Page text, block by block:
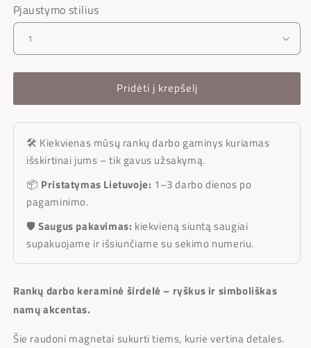
Pjaustymo stilius
Pridėti į krepšelį
🛠 Kiekvienas mūsų rankų darbo gaminys kuriamas
išskirtinai jums – tik gavus užsakymą.
📦 Pristatymas Lietuvoje: 1–3 darbo dienos po
pagaminimo.
🛡️Saugus pakavimas: kiekvieną siuntą saugiai
supakuojame ir išsiunčiame su sekimo numeriu.
Rankų darbo keraminė širdelė – ryškus ir simboliškas
namų akcentas.
Šie raudoni magnetai sukurti tiems, kurie vertina detales.